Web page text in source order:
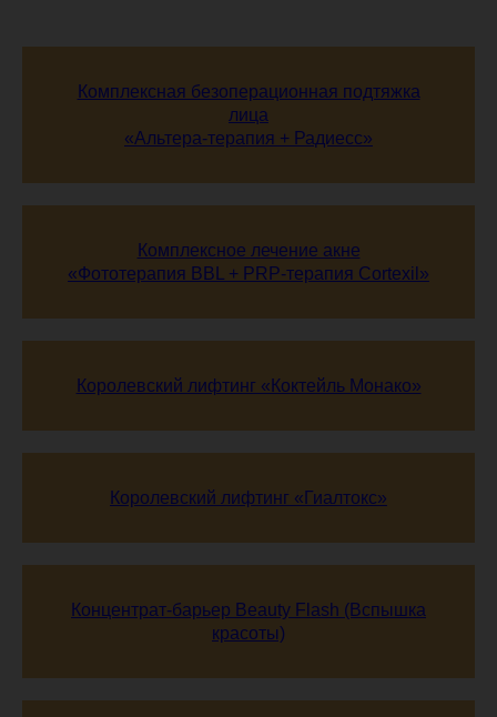
Комплексная безоперационная подтяжка
лица
«Альтера-терапия + Радиесс»
Комплексное лечение акне
«Фототерапия BBL + PRP-терапия Cortexil»
Королевский лифтинг «Коктейль Монако»
Королевский лифтинг «Гиалтокс»
Концентрат-барьер Beauty Flash (Вспышка
красоты)